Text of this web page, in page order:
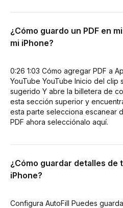
¿Cómo guardo un PDF en
mi iPhone?
0:26 1:03 Cómo agregar PDF a
YouTube YouTube Inicio del clip
sugerido Y abre la billetera de
esta sección superior y
esta parte selecciona escanear
PDF ahora selecciónalo aquí.
¿Cómo guardar detalles de
iPhone?
Configura AutoFill Puedes